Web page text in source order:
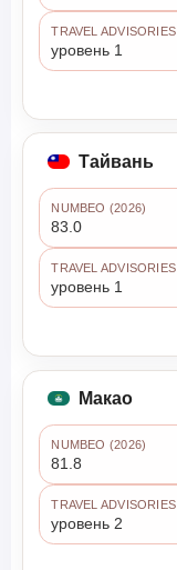
TRAVEL ADVISORIES
уровень 1
Тайвань
NUMBEO (2026)
83.0
TRAVEL ADVISORIES
уровень 1
Макао
NUMBEO (2026)
81.8
TRAVEL ADVISORIES
уровень 2